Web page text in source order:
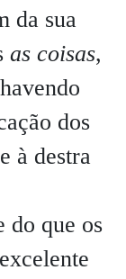
da sua
as coisas,
dos
à destra
do que os